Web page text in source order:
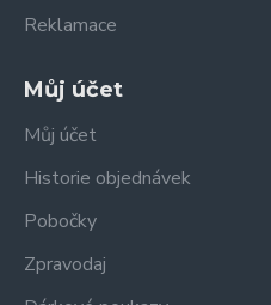
Reklamace
Můj účet
Můj účet
Historie objednávek
Pobočky
Zpravodaj